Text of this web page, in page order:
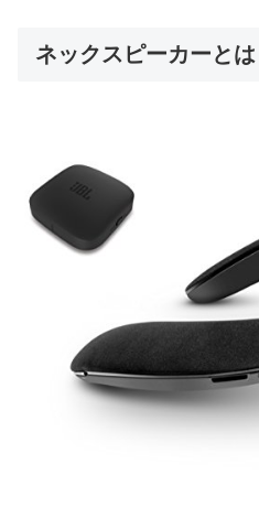
ネックスピーカーとは